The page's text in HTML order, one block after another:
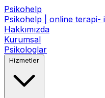
Psikohelp
Psikohelp | online terapi-
Hakkımızda
Kurumsal
Psikologlar
Hizmetler